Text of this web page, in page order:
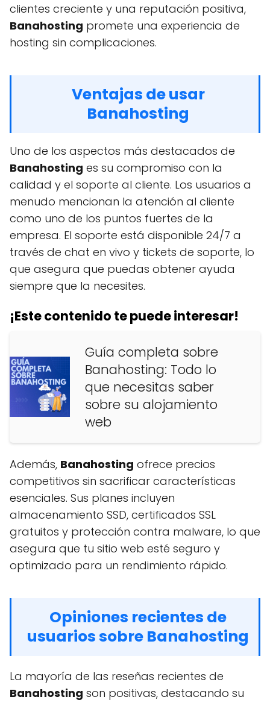
clientes creciente y una reputación positiva,
Banahosting promete una experiencia de
hosting sin complicaciones.
Ventajas de usar
Banahosting
Uno de los aspectos más destacados de
Banahosting es su compromiso con la
calidad y el soporte al cliente. Los usuarios a
menudo mencionan la atención al cliente
como uno de los puntos fuertes de la
empresa. El soporte está disponible 24/7 a
través de chat en vivo y tickets de soporte, lo
que asegura que puedas obtener ayuda
siempre que la necesites.
¡Este contenido te puede interesar!
Guía completa sobre
Banahosting: Todo lo
que necesitas saber
sobre su alojamiento
web
Además, Banahosting ofrece precios
competitivos sin sacrificar características
esenciales. Sus planes incluyen
almacenamiento SSD, certificados SSL
gratuitos y protección contra malware, lo que
asegura que tu sitio web esté seguro y
optimizado para un rendimiento rápido.
Opiniones recientes de
usuarios sobre Banahosting
La mayoría de las reseñas recientes de
Banahosting son positivas, destacando su